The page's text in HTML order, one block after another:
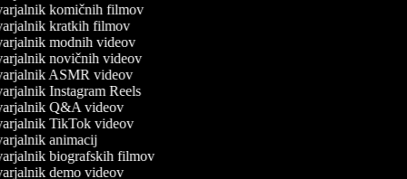
komičnih filmov
kratkih filmov
modnih videov
novičnih videov
ASMR videov
Instagram Reels
Q&A videov
TikTok videov
animacij
biografskih filmov
demo videov